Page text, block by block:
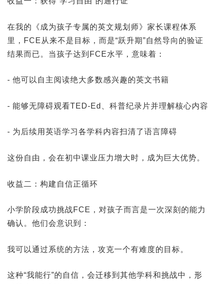
在我的《成为孩子专属的英文规划师》家长课程体系
里，FCE从来不是目标，而是“跃升期”自然导向的验证
结果而已。当孩子达到FCE水平，意味着：
- 他可以自主阅读绝大多数感兴趣的英文书籍
- 能够无障碍观看TED-Ed、科普纪录片并理解核心内容
- 为后续用英语学习各学科内容扫清了语言障碍
这份自由，会在初中课业压力增大时，成为巨大优势。
收益二：构建自信正循环
小学阶段成功挑战FCE，对孩子而言是一次深刻的能力
确认。他们会意识到：
我可以通过系统的方法，攻克一个有难度的目标。
这种“我能行”的自信，会迁移到其他学科和挑战中，形